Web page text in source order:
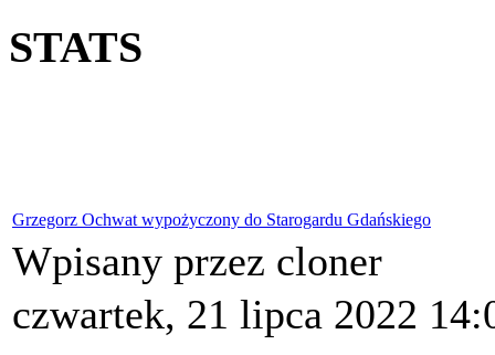
STATS
Grzegorz Ochwat wypożyczony do Starogardu Gdańskiego
Wpisany przez cloner
czwartek, 21 lipca 2022